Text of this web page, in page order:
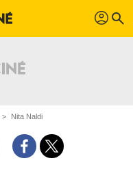
profil search
Nita Naldi